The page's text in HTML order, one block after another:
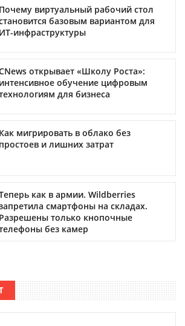
Почему виртуальный рабочий стол
базовым вариантом для
ИТ-инфраструктуры
открывает «Школу Роста»:
интенсивное обучение цифровым
для бизнеса
Как мигрировать в облако без
простоев и лишних затрат
как в армии. Wildberries
смартфоны на складах.
Разрешены только кнопочные
без камер